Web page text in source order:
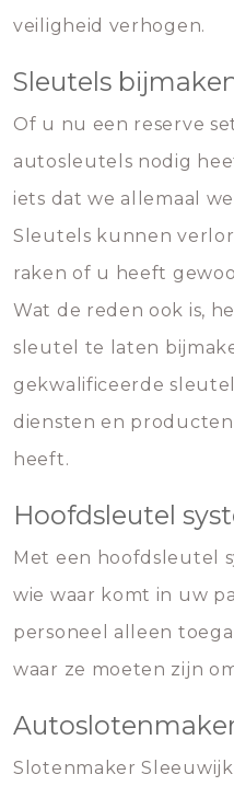
veiligheid verhogen.
Sleutels
Of u nu een reserve
autosleutels nodig
iets dat we allemaal
Sleutels kunnen
raken of u heeft
Wat de reden ook is,
sleutel te laten
gekwalificeerde
diensten en
heeft.
Hoofdsleutel
Met een hoofdsleutel
wie waar komt in uw
personeel alleen
waar ze moeten zijn
Slotenmaker